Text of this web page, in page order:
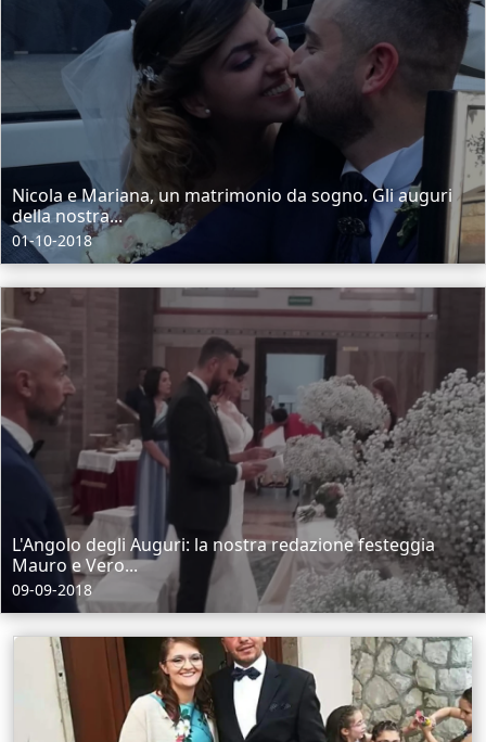
Nicola e Mariana, un matrimonio da sogno. Gli auguri
della nostra...
01-10-2018
L'Angolo degli Auguri: la nostra redazione festeggia
Mauro e Vero...
09-09-2018